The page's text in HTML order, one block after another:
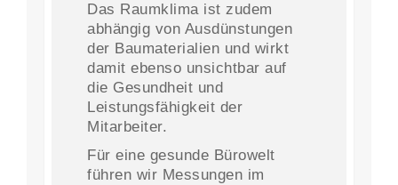
Das Raumklima ist zudem
abhängig von Ausdünstungen
der Baumaterialien und wirkt
damit ebenso unsichtbar auf
die Gesundheit und
Leistungsfähigkeit der
Mitarbeiter.
Für eine gesunde Bürowelt
führen wir Messungen im